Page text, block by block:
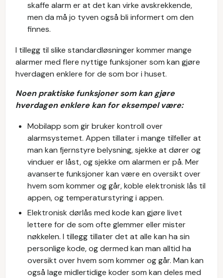
skaffe alarm er at det kan virke avskrekkende,
men da må jo tyven også bli informert om den
finnes.
I tillegg til slike standardløsninger kommer mange
alarmer med flere nyttige funksjoner som kan gjøre
hverdagen enklere for de som bor i huset.
Noen praktiske funksjoner som kan gjøre
hverdagen enklere kan for eksempel være:
Mobilapp som gir bruker kontroll over
alarmsystemet. Appen tillater i mange tilfeller at
man kan fjernstyre belysning, sjekke at dører og
vinduer er låst, og sjekke om alarmen er på. Mer
avanserte funksjoner kan være en oversikt over
hvem som kommer og går, koble elektronisk lås til
appen, og temperaturstyring i appen.
Elektronisk dørlås med kode kan gjøre livet
lettere for de som ofte glemmer eller mister
nøkkelen. I tillegg tillater det at alle kan ha sin
personlige kode, og dermed kan man alltid ha
oversikt over hvem som kommer og går. Man kan
også lage midlertidige koder som kan deles med